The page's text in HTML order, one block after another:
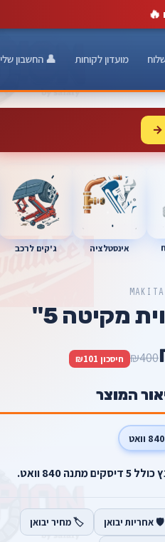
🔥
מועדון לקוחות 👤 החשבון שלי
→
אינסטלציה ג'קים לרכב
MAKITA
מקיטה 5"
₪400 חיסכון ₪101
המוצר
840 וואט
🛡️ אחריות יבואן 🏷️ מחיר יבואן